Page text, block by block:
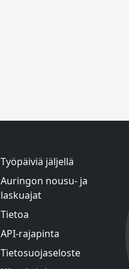
Työpäiviä jäljellä
Auringon nousu- ja
laskuajat
Tietoa
API-rajapinta
Tietosuojaseloste